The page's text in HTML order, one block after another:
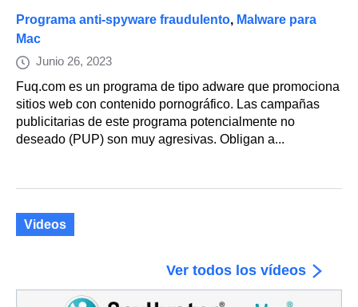
Programa anti-spyware fraudulento, Malware para
Mac
Junio 26, 2023
Fuq.com es un programa de tipo adware que promociona
sitios web con contenido pornográfico. Las campañas
publicitarias de este programa potencialmente no
deseado (PUP) son muy agresivas. Obligan a...
Videos
Ver todos los vídeos